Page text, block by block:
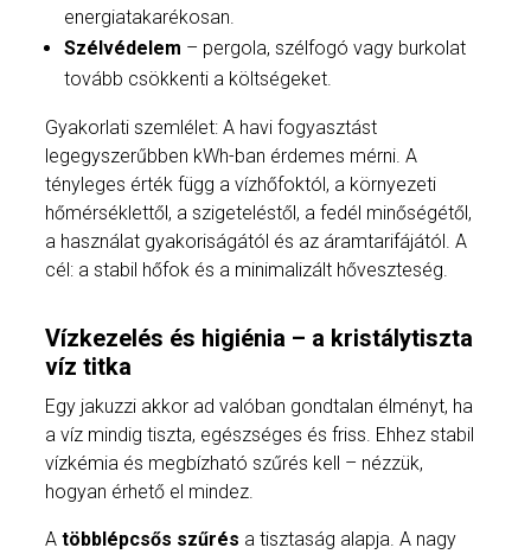
energiatakarékosan.
Szélvédelem – pergola, szélfogó vagy burkolat
tovább csökkenti a költségeket.
Gyakorlati szemlélet: A havi fogyasztást
legegyszerűbben kWh-ban érdemes mérni. A
tényleges érték függ a vízhőfoktól, a környezeti
hőmérséklettől, a szigeteléstől, a fedél minőségétől,
a használat gyakoriságától és az áramtarifájától. A
cél: a stabil hőfok és a minimalizált hőveszteség.
Vízkezelés és higiénia – a kristálytiszta
víz titka
Egy jakuzzi akkor ad valóban gondtalan élményt, ha
a víz mindig tiszta, egészséges és friss. Ehhez stabil
vízkémia és megbízható szűrés kell – nézzük,
hogyan érhető el mindez.
Atöbblépcsős szűrés a tisztaság alapja. A nagy